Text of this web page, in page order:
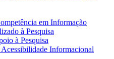
em Informação
à Pesquisa
à Pesquisa
Informacional